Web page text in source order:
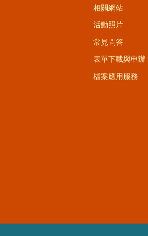
相關網站
活動照片
常見問答
表單下載與申辦
檔案應用服務